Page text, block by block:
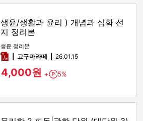
생윤/생활과 윤리 ) 개념과 심화 선
지 정리본
생윤 정리본
pdf고구마라떼 26.01.15
4,000원 + Point
5%